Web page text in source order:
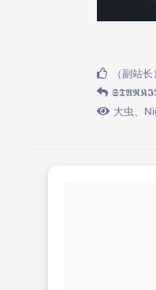
（副站
大虫、